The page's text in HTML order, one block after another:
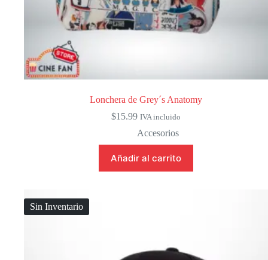
Lonchera de Grey´s Anatomy
$15.99 IVA incluido
Accesorios
Añadir al carrito
Sin Inventario